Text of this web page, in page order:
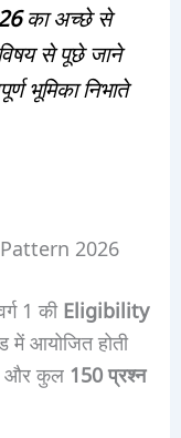
का अच्छे से
से पूछे जाने
भूमिका निभाते
2026
1 कीEligibility
में आयोजित होती
है और कुल 150 प्रश्न